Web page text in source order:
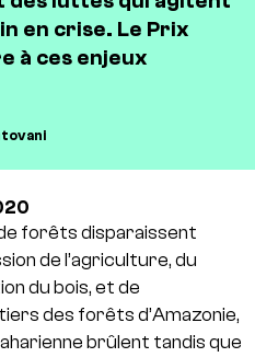
en crise. Le Prix
à ces enjeux
forêts disparaissent
de l’agriculture, du
du bois, et de
des forêts d’Amazonie,
brûlent tandis que